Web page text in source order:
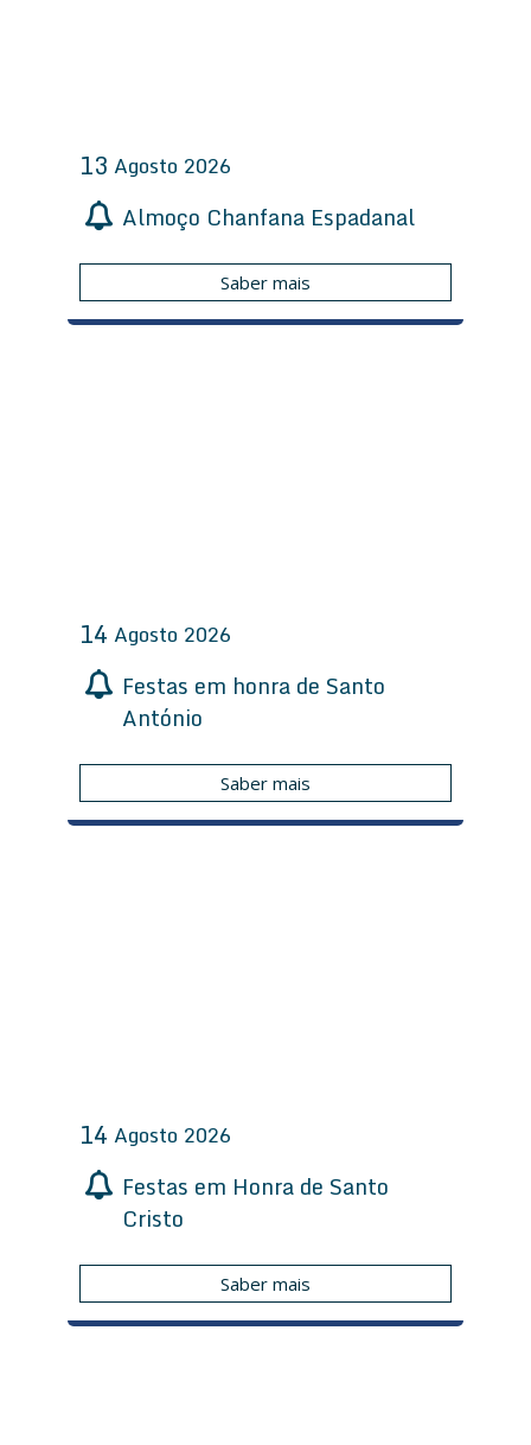
13 Agosto 2026
Almoço Chanfana Espadanal
Saber mais
14 Agosto 2026
Festas em honra de Santo
António
Saber mais
14 Agosto 2026
Festas em Honra de Santo
Cristo
Saber mais